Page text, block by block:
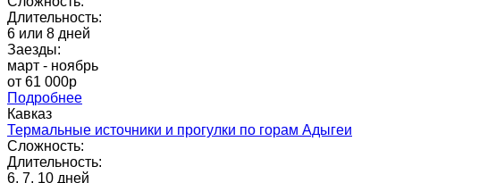
Длительность:
6 или 8 дней
Заезды:
март - ноябрь
от 61 000p
Подробнее
Кавказ
Термальные источники и прогулки по горам Адыгеи
Сложность:
Длительность:
6, 7, 10 дней